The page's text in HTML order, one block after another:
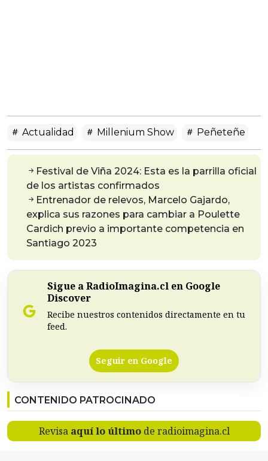
Actualidad Millenium Show Peñeteñe
Festival de Viña 2024: Esta es la parrilla oficial
de los artistas confirmados
Entrenador de relevos, Marcelo Gajardo,
explica sus razones para cambiar a Poulette
Cardich previo a importante competencia en
Santiago 2023
Sigue a RadioImagina.cl en Google
Discover
Recibe nuestros contenidos directamente en tu
feed.
Seguir en Google
CONTENIDO PATROCINADO
Revisa aquí lo últimode radioimagina.cl